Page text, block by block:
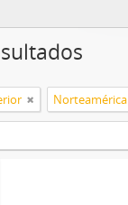
Norteamérica